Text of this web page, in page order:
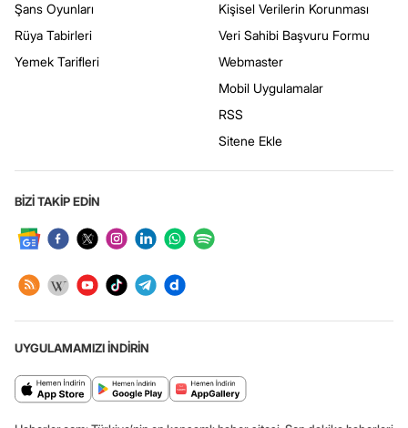
Şans Oyunları
Rüya Tabirleri
Yemek Tarifleri
Kişisel Verilerin Korunması
Veri Sahibi Başvuru Formu
Webmaster
Mobil Uygulamalar
RSS
Sitene Ekle
BİZİ TAKİP EDİN
UYGULAMAMIZI İNDİRİN